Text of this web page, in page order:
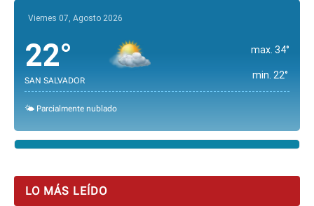
Viernes 07, Agosto 2026
22°
SAN SALVADOR
max. 34°
min. 22°
🌤️ Parcialmente nublado
LO MÁS LEÍDO